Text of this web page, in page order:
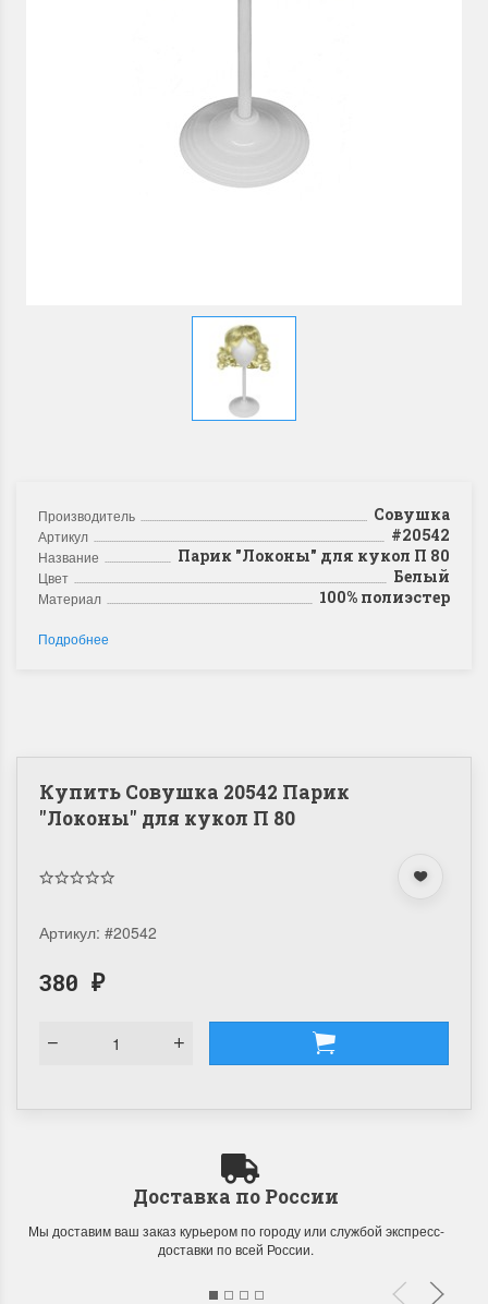
Производитель Совушка
Артикул #20542
Название Парик "Локоны" для кукол П 80
Цвет Белый
Материал 100% полиэстер
Подробнее
Купить Совушка 20542 Парик
"Локоны" для кукол П 80
Артикул: #20542
380 ₽
Доставка по России
Мы доставим ваш заказ курьером по городу или службой экспресс-
доставки по всей России.